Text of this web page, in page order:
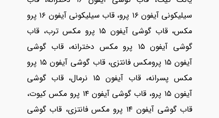
سیلیکونی آیفون ۱۶ پرو، قاب سیلیکونی آیفون ۱۶ پرو
مکس، قاب گوشی آیفون ۱۵ پرو مکس ترب، قاب
گوشی آیفون ۱۵ پرو مکس دخترانه، قاب گوشی
آیفون ۱۵ پرومکس فانتزی، قاب گوشی آیفون ۱۵ پرو
مکس پسرانه، قاب آیفون ۱۵ نرمال، قاب گوشی
آیفون ۱۵ پرو، قاب گوشی آیفون ۱۴ پرو مکس کیوت،
قاب گوشی آیفون ۱۴ پرو مکس فانتزی، قاب گوشی